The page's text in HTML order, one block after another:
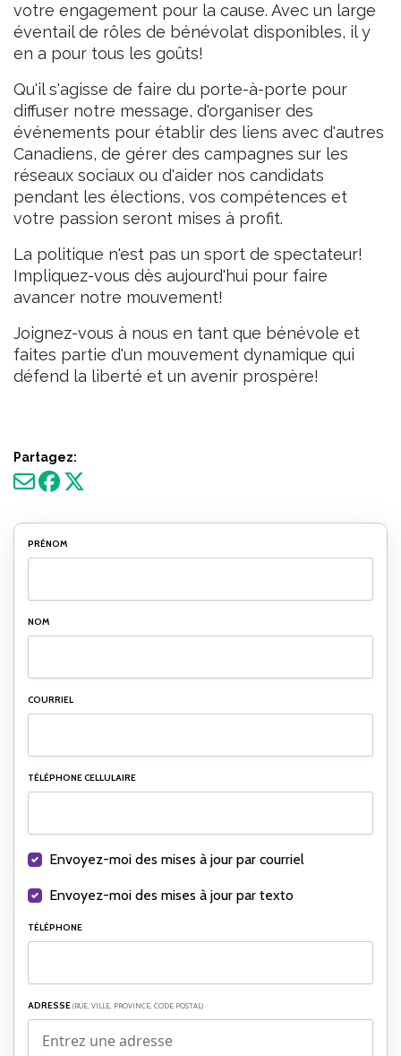
votre engagement pour la cause. Avec un large
éventail de rôles de bénévolat disponibles, il y
en a pour tous les goûts!
Qu'il s'agisse de faire du porte-à-porte pour
diffuser notre message, d'organiser des
événements pour établir des liens avec d'autres
Canadiens, de gérer des campagnes sur les
réseaux sociaux ou d'aider nos candidats
pendant les élections, vos compétences et
votre passion seront mises à profit.
La politique n'est pas un sport de spectateur!
Impliquez-vous dès aujourd'hui pour faire
avancer notre mouvement!
Joignez-vous à nous en tant que bénévole et
faites partie d'un mouvement dynamique qui
défend la liberté et un avenir prospère!
Partagez:
PRÉNOM
NOM
COURRIEL
TÉLÉPHONE CELLULAIRE
Envoyez-moi des mises à jour par courriel
Envoyez-moi des mises à jour par texto
TÉLÉPHONE
ADRESSE (RUE, VILLE, PROVINCE, CODE POSTAL)